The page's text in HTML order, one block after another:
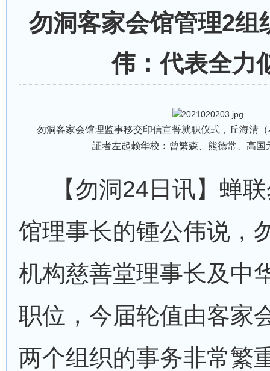
勿洞客家会馆管理2组
伟：代表全力
勿洞客家会馆理监事移交印信宣誓就职仪式，丘海清（
証者左起赖华校﹕曾繁森、熊德常、高国
【勿洞24日讯】蝉联
馆理事长的锺公伟说，
机构慈善堂理事长及中
职位，今届轮值由客家
两个组织的事务非常繁